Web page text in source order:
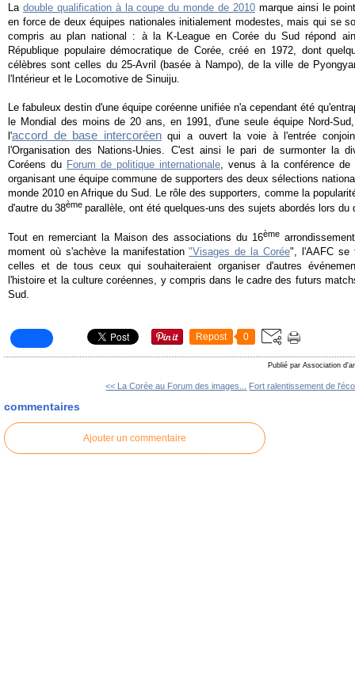
La double qualification à la coupe du monde de 2010 marque ainsi le
en force de deux équipes nationales initialement modestes, mais qui se
compris au plan national : à la K-League en Corée du Sud répond
République populaire démocratique de Corée, créé en 1972, dont
célèbres sont celles du 25-Avril (basée à Nampo), de la ville de
l'Intérieur et le Locomotive de Sinuiju.
Le fabuleux destin d'une équipe coréenne unifiée n'a cependant été
le Mondial des moins de 20 ans, en 1991, d'une seule équipe Nord-
l'accord de base intercoréenqui a ouvert la voie à l'entrée
l'Organisation des Nations-Unies. C'est ainsi le pari de surmonter la
Coréens du Forum de politique internationale , venus à la conférence
organisant une équipe commune de supporters des deux sélections
monde 2010 en Afrique du Sud. Le rôle des supporters, comme la
d'autre du 38ème parallèle, ont été quelques-uns des sujets abordés lors
Tout en remerciant la Maison des associations du 16ème
moment où s'achève la manifestation "Visages de la Corée", l'AAFC se
celles et de tous ceux qui souhaiteraient organiser d'autres
l'histoire et la culture coréennes, y compris dans le cadre des futurs
Sud.
Repost 0
Publié par Association
<< La Corée au Forum des images... Fort ralentissement de
commentaires
Ajouter un commentaire